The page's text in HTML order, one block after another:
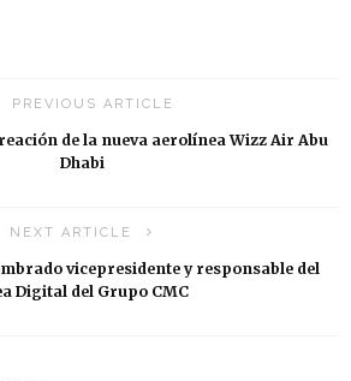
PREVIOUS ARTICLE
de la nueva aerolínea Wizz Air Abu
Dhabi
NEXT ARTICLE
vicepresidente y responsable del
Digital del Grupo CMC